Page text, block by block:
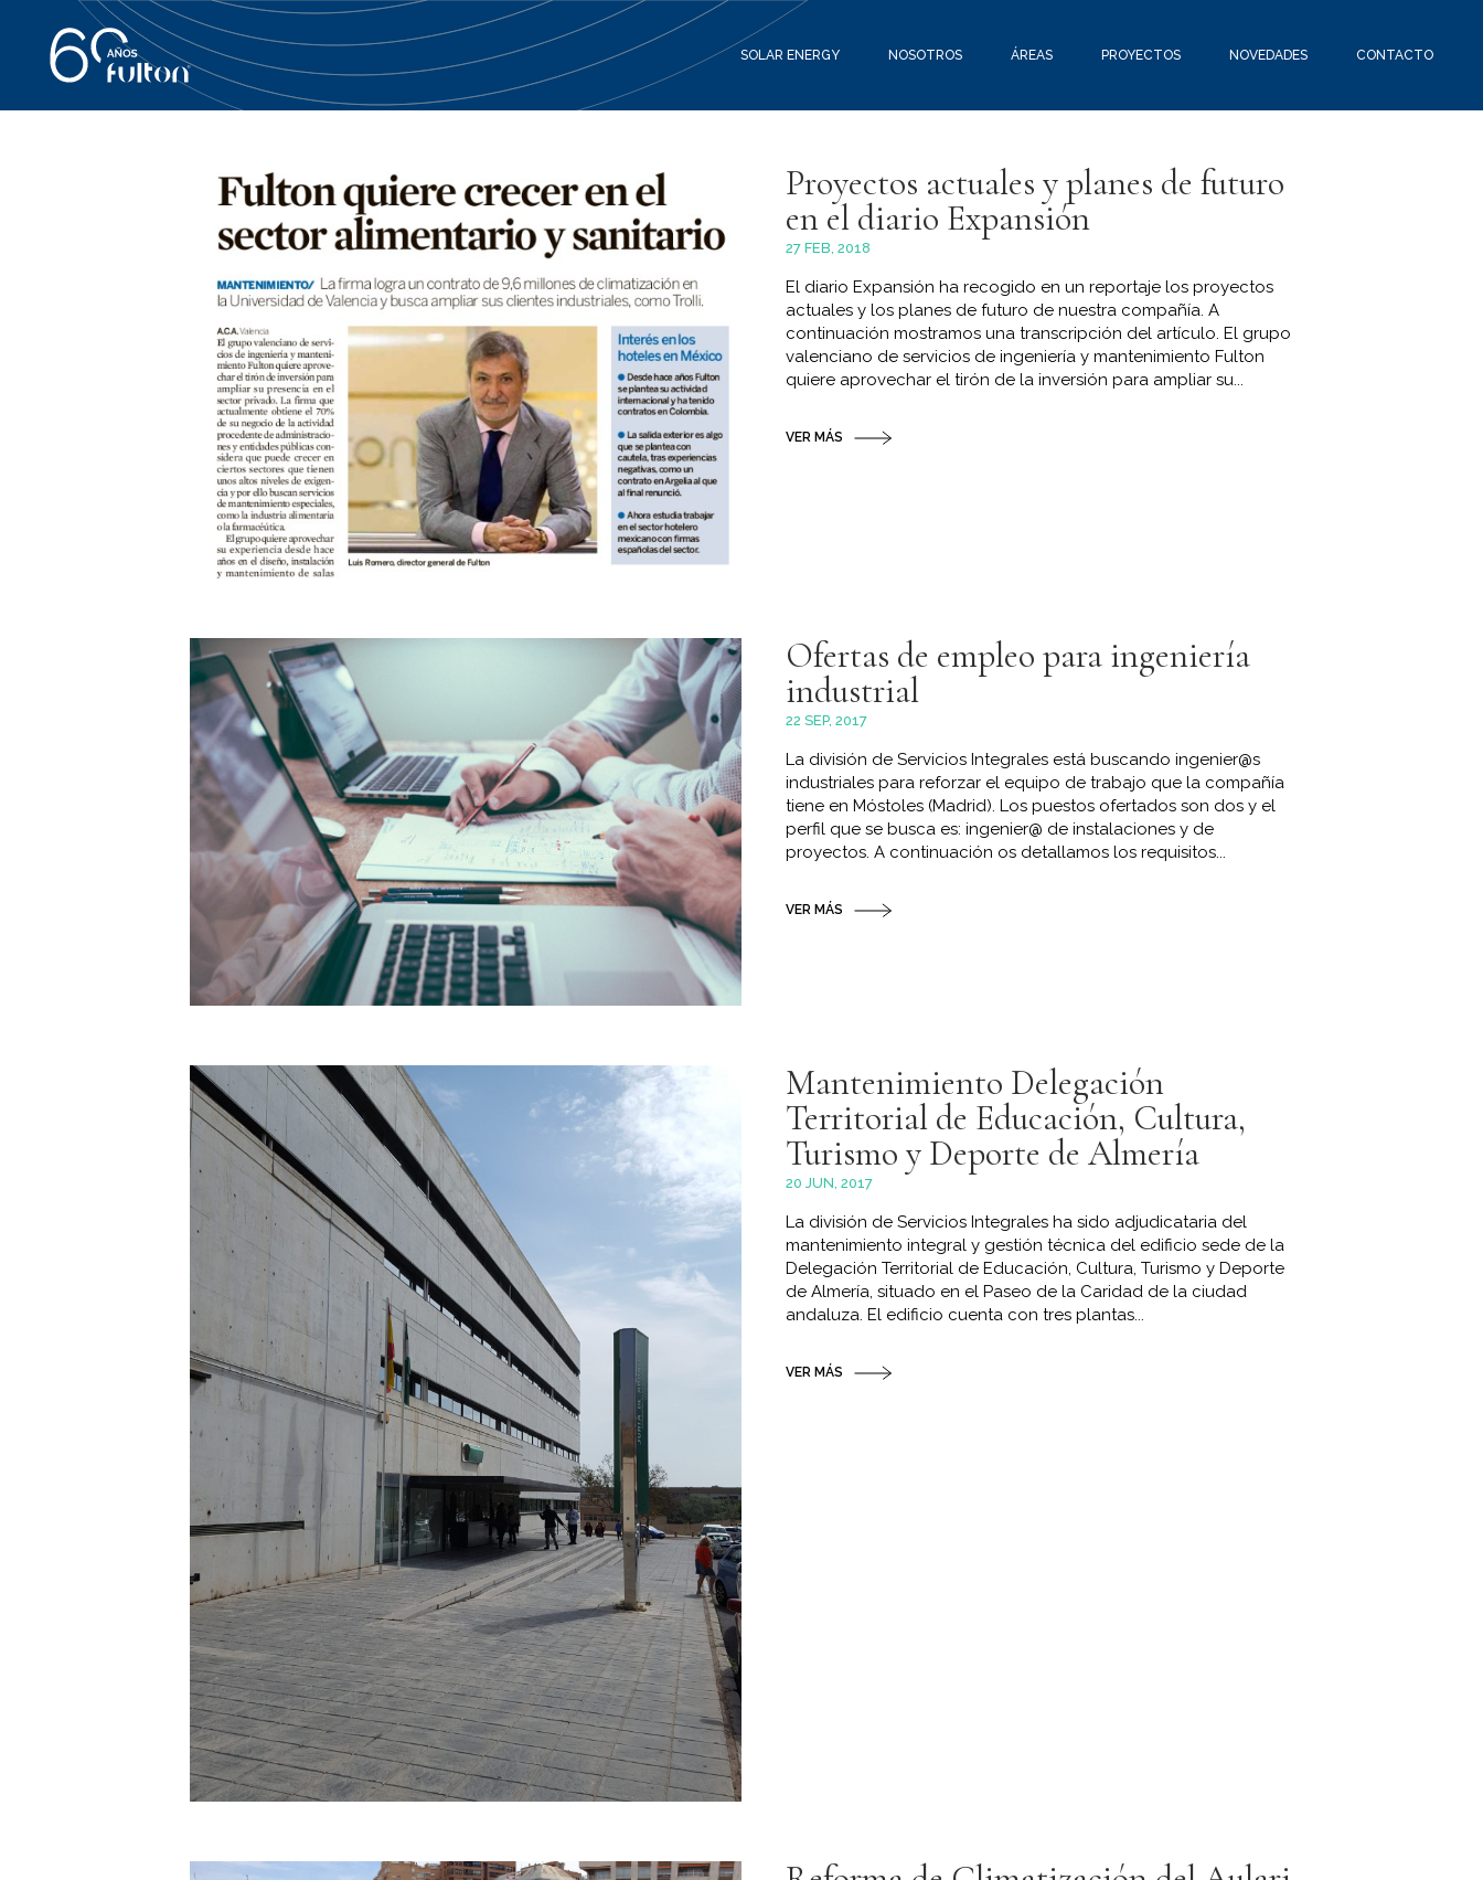
SOLAR ENERGY NOSOTROS ÁREAS PROYECTOS NOVEDADES CONTACTO
Proyectos actuales y planes de futuro
en el diario Expansión
27 FEB, 2018
El diario Expansión ha recogido en un reportaje los proyectos
actuales y los planes de futuro de nuestra compañía. A
continuación mostramos una transcripción del artículo. El grupo
valenciano de servicios de ingeniería y mantenimiento Fulton
quiere aprovechar el tirón de la inversión para ampliar su...
VER MÁS
Ofertas de empleo para ingeniería
industrial
22 SEP, 2017
La división de Servicios Integrales está buscando ingenier@s
industriales para reforzar el equipo de trabajo que la compañía
tiene en Móstoles (Madrid). Los puestos ofertados son dos y el
perfil que se busca es: ingenier@ de instalaciones y de
proyectos. A continuación os detallamos los requisitos...
VER MÁS
Mantenimiento Delegación
Territorial de Educación, Cultura,
Turismo y Deporte de Almería
20 JUN, 2017
La división de Servicios Integrales ha sido adjudicataria del
mantenimiento integral y gestión técnica del edificio sede de la
Delegación Territorial de Educación, Cultura, Turismo y Deporte
de Almería, situado en el Paseo de la Caridad de la ciudad
andaluza. El edificio cuenta con tres plantas...
VER MÁS